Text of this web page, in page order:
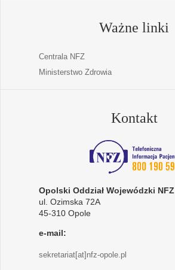
Ważne linki
Centrala NFZ
Ministerstwo Zdrowia
Kontakt
Opolski Oddział Wojewódzki NFZ
ul. Ozimska 72A
45-310 Opole
e-mail:
sekretariat[at]nfz-opole.pl